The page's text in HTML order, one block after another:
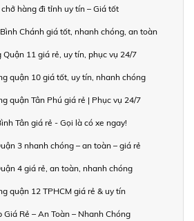
hàng đi tỉnh uy tín – Giá tốt
Chánh giá tốt, nhanh chóng, an toàn
11 giá rẻ, uy tín, phục vụ 24/7
quận 10 giá tốt, uy tín, nhanh chóng
quận Tân Phú giá rẻ | Phục vụ 24/7
Tân giá rẻ - Gọi là có xe ngay!
3 nhanh chóng – an toàn – giá rẻ
4 giá rẻ, an toàn, nhanh chóng
quận 12 TPHCM giá rẻ & uy tín
Rẻ – An Toàn – Nhanh Chóng